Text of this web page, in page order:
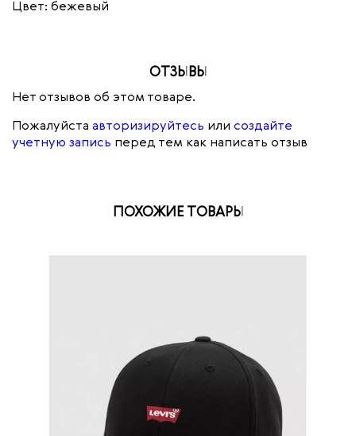
Цвет: бежевый
ОТЗЫВЫ
Нет отзывов об этом товаре.
Пожалуйста авторизируйтесь или создайте
учетную запись перед тем как написать отзыв
ПОХОЖИЕ ТОВАРЫ